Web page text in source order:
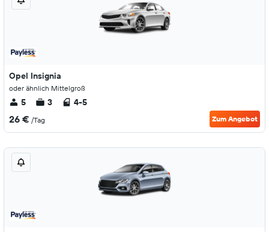
Opel Insignia
oder ähnlich Mittelgroß
5 3 4-5
26 € /Tag Zum Angebot